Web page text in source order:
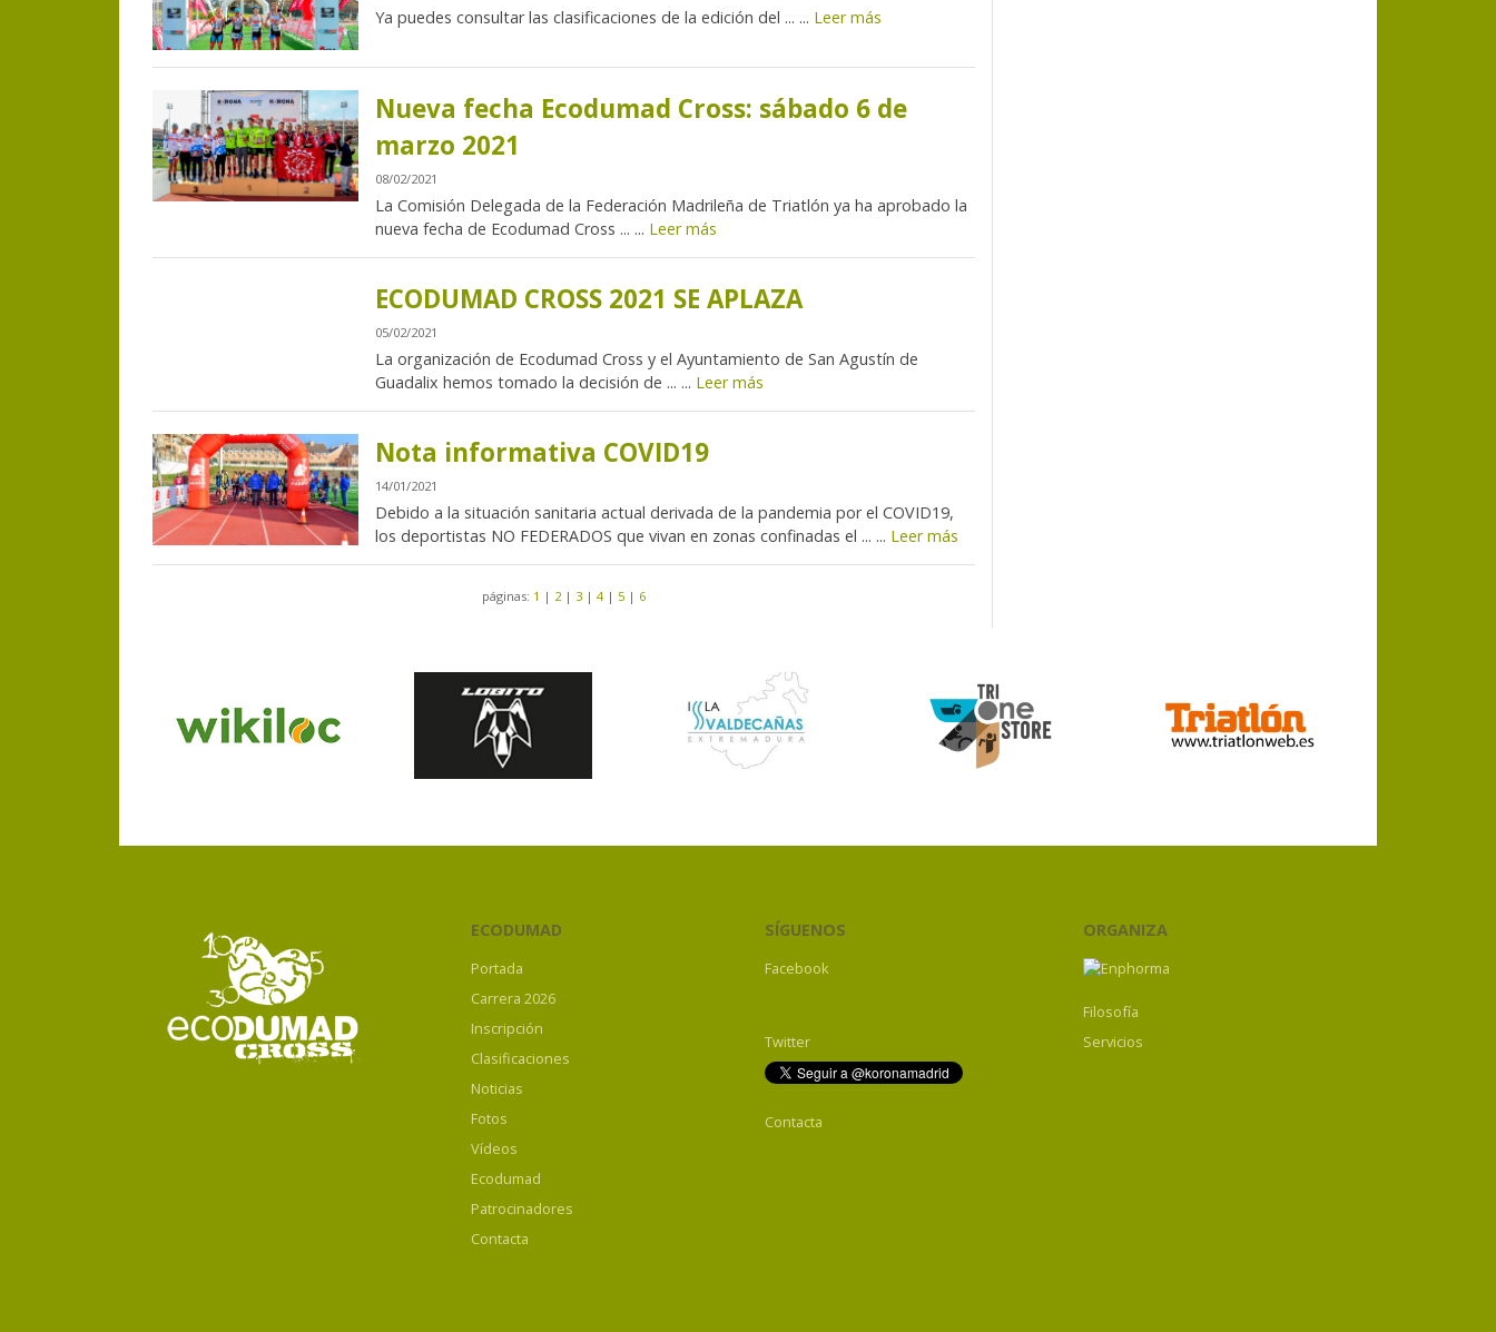
Ya puedes consultar las clasificaciones de la edición del ... ... Leer más
Nueva fecha Ecodumad Cross: sábado 6 de
marzo 2021
08/02/2021
La Comisión Delegada de la Federación Madrileña de Triatlón ya ha aprobado la
nueva fecha de Ecodumad Cross ... ... Leer más
ECODUMAD CROSS 2021 SE APLAZA
05/02/2021
La organización de Ecodumad Cross y el Ayuntamiento de San Agustín de
Guadalix hemos tomado la decisión de ... ... Leer más
Nota informativa COVID19
14/01/2021
Debido a la situación sanitaria actual derivada de la pandemia por el COVID19,
los deportistas NO FEDERADOS que vivan en zonas confinadas el ... ... Leer más
páginas: 1 | 2| 3 | 4| 5 | 6
ECODUMAD
Portada
Carrera 2026
Inscripción
Clasificaciones
Noticias
Fotos
Vídeos
Ecodumad
Patrocinadores
Contacta
SÍGUENOS
Facebook
Twitter
Contacta
ORGANIZA
Filosofía
Servicios